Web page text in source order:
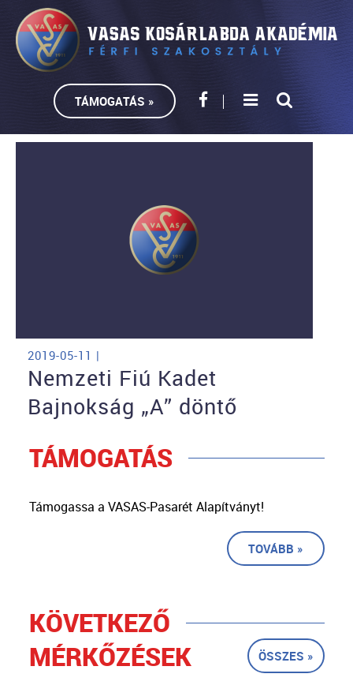
TÁMOGATÁS »
2019-05-11 |
Nemzeti Fiú Kadet
Bajnokság „A” döntő
TÁMOGATÁS
Támogassa a VASAS-Pasarét Alapítványt!
TOVÁBB »
KÖVETKEZŐ
MÉRKŐZÉSEK
ÖSSZES »